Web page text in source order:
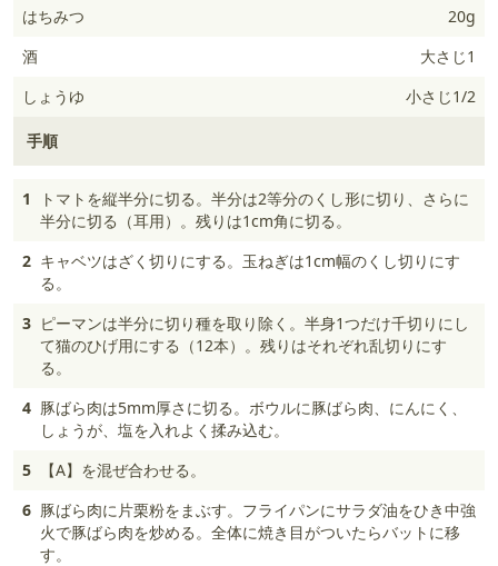
はちみつ
20g
酒
大さじ1
しょうゆ
小さじ1/2
手順
1
トマトを縦半分に切る。半分は2等分のくし形に切り、さらに
半分に切る（耳用）。残りは1cm角に切る。
2 キャベツはざく切りにする。玉ねぎは1cm幅のくし切りにす
る。
3 ピーマンは半分に切り種を取り除く。半身1つだけ千切りにし
て猫のひげ用にする（12本）。残りはそれぞれ乱切りにす
る。
4 豚ばら肉は5mm厚さに切る。ボウルに豚ばら肉、にんにく、
しょうが、塩を入れよく揉み込む。
5
【A】を混ぜ合わせる。
6 豚ばら肉に片栗粉をまぶす。フライパンにサラダ油をひき中強
火で豚ばら肉を炒める。全体に焼き目がついたらバットに移
す。